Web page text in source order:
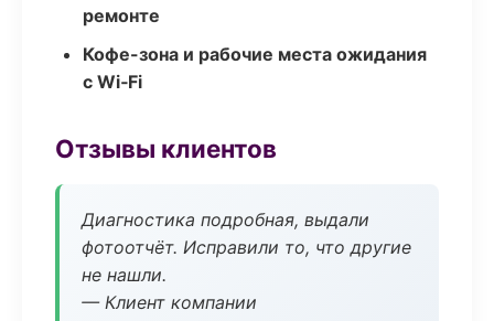
ремонте
Кофе-зона и рабочие места ожидания
с Wi‑Fi
Отзывы клиентов
Диагностика подробная, выдали
фотоотчёт. Исправили то, что другие
не нашли.
— Клиент компании